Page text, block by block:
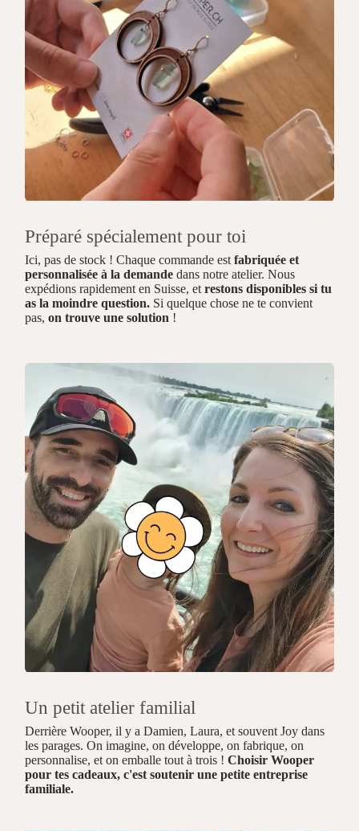
Préparé spécialement pour toi
Ici, pas de stock ! Chaque commande est fabriquée et
personnalisée à la demande dans notre atelier. Nous
expédions rapidement en Suisse, etrestons disponibles si tu
as la moindre question. Si quelque chose ne te convient
pas,on trouve une solution !
Un petit atelier familial
Derrière Wooper, il y a Damien, Laura, et souvent Joy dans
les parages. On imagine, on développe, on fabrique, on
personnalise, et on emballe tout à trois !Choisir Wooper
pour tes cadeaux, c'est soutenir une petite entreprise
familiale.